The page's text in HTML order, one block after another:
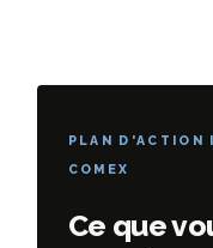
PLAN D'ACTION
COMEX
Ce que